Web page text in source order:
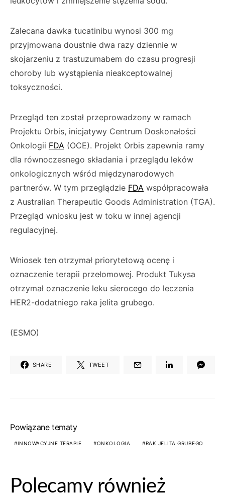
Zalecana dawka tucatinibu wynosi 300 mg
przyjmowana doustnie dwa razy dziennie w
skojarzeniu z trastuzumabem do czasu progresji
choroby lub wystąpienia nieakceptowalnej
toksyczności.
Przegląd ten został przeprowadzony w ramach
Projektu Orbis, inicjatywy Centrum Doskonałości
Onkologii FDA (OCE). Projekt Orbis zapewnia ramy
dla równoczesnego składania i przeglądu leków
onkologicznych wśród międzynarodowych
partnerów. W tym przeglądzie FDA współpracowała
z Australian Therapeutic Goods Administration (TGA).
Przegląd wniosku jest w toku w innej agencji
regulacyjnej.
Wniosek ten otrzymał priorytetową ocenę i
oznaczenie terapii przełomowej. Produkt Tukysa
otrzymał oznaczenie leku sierocego do leczenia
HER2-dodatniego raka jelita grubego.
(ESMO)
SHARE TWEET
Powiązane tematy
INNOWACYJNE TERAPIE ONKOLOGIA RAK JELITA GRUBEGO
Polecamy również